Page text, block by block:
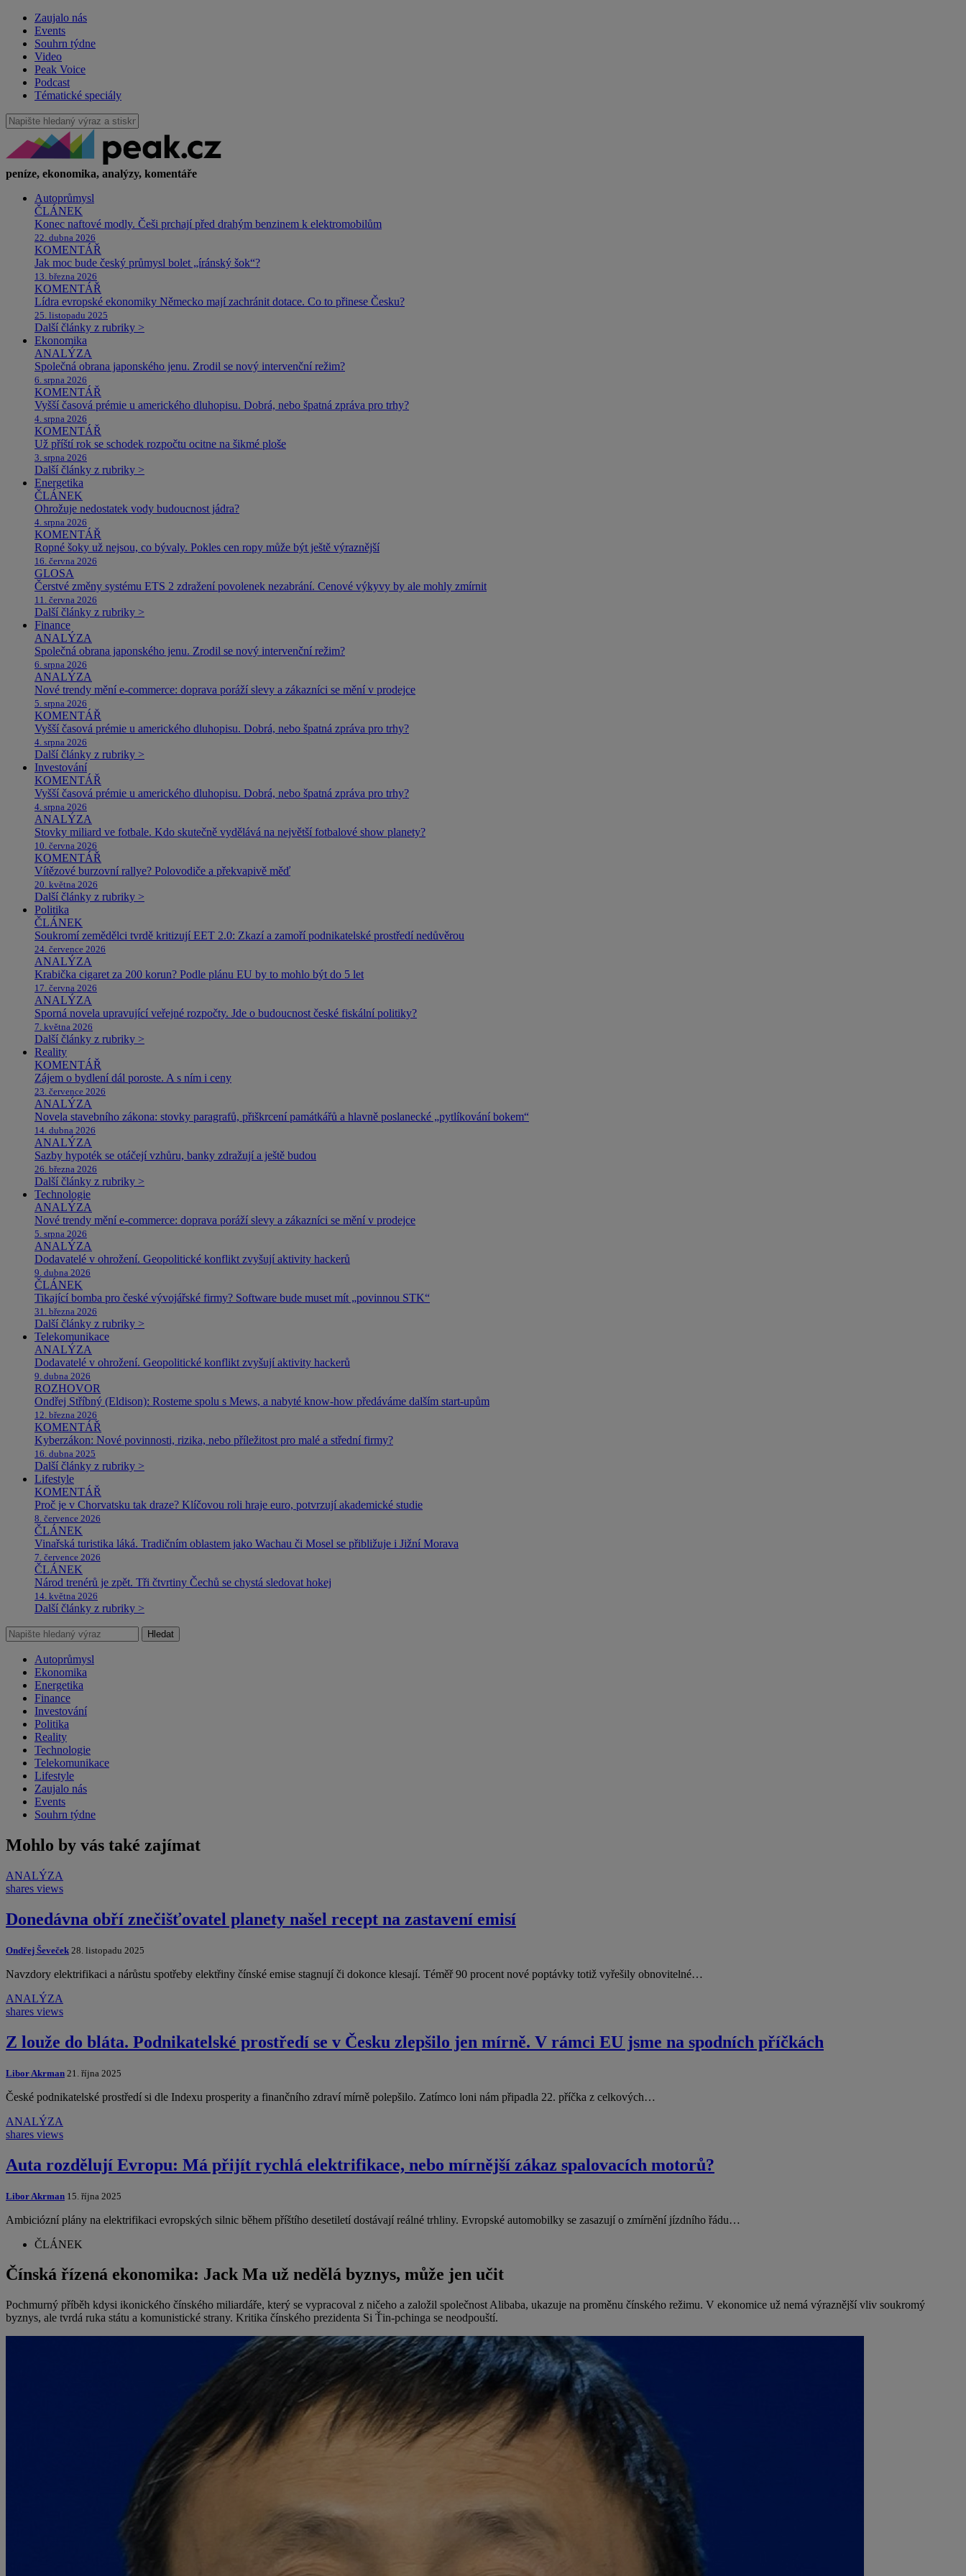
Zaujalo nás
Events
Souhrn týdne
Video
Peak Voice
Podcast
Tématické speciály
peníze, ekonomika, analýzy, komentáře
Autoprůmysl
ČLÁNEK
Konec naftové modly. Češi prchají před drahým benzinem k elektromobilům
22. dubna 2026
KOMENTÁŘ
Jak moc bude český průmysl bolet „íránský šok“?
13. března 2026
KOMENTÁŘ
Lídra evropské ekonomiky Německo mají zachránit dotace. Co to přinese Česku?
25. listopadu 2025
Další články z rubriky >
Ekonomika
ANALÝZA
Společná obrana japonského jenu. Zrodil se nový intervenční režim?
6. srpna 2026
KOMENTÁŘ
Vyšší časová prémie u amerického dluhopisu. Dobrá, nebo špatná zpráva pro trhy?
4. srpna 2026
KOMENTÁŘ
Už příští rok se schodek rozpočtu ocitne na šikmé ploše
3. srpna 2026
Další články z rubriky >
Energetika
ČLÁNEK
Ohrožuje nedostatek vody budoucnost jádra?
4. srpna 2026
KOMENTÁŘ
Ropné šoky už nejsou, co bývaly. Pokles cen ropy může být ještě výraznější
16. června 2026
GLOSA
Čerstvé změny systému ETS 2 zdražení povolenek nezabrání. Cenové výkyvy by ale mohly zmírnit
11. června 2026
Další články z rubriky >
Finance
ANALÝZA
Společná obrana japonského jenu. Zrodil se nový intervenční režim?
6. srpna 2026
ANALÝZA
Nové trendy mění e-commerce: doprava poráží slevy a zákazníci se mění v prodejce
5. srpna 2026
KOMENTÁŘ
Vyšší časová prémie u amerického dluhopisu. Dobrá, nebo špatná zpráva pro trhy?
4. srpna 2026
Další články z rubriky >
Investování
KOMENTÁŘ
Vyšší časová prémie u amerického dluhopisu. Dobrá, nebo špatná zpráva pro trhy?
4. srpna 2026
ANALÝZA
Stovky miliard ve fotbale. Kdo skutečně vydělává na největší fotbalové show planety?
10. června 2026
KOMENTÁŘ
Vítězové burzovní rallye? Polovodiče a překvapivě měď
20. května 2026
Další články z rubriky >
Politika
ČLÁNEK
Soukromí zemědělci tvrdě kritizují EET 2.0: Zkazí a zamoří podnikatelské prostředí nedůvěrou
24. července 2026
ANALÝZA
Krabička cigaret za 200 korun? Podle plánu EU by to mohlo být do 5 let
17. června 2026
ANALÝZA
Sporná novela upravující veřejné rozpočty. Jde o budoucnost české fiskální politiky?
7. května 2026
Další články z rubriky >
Reality
KOMENTÁŘ
Zájem o bydlení dál poroste. A s ním i ceny
23. července 2026
ANALÝZA
Novela stavebního zákona: stovky paragrafů, přiškrcení památkářů a hlavně poslanecké „pytlíkování bokem“
14. dubna 2026
ANALÝZA
Sazby hypoték se otáčejí vzhůru, banky zdražují a ještě budou
26. března 2026
Další články z rubriky >
Technologie
ANALÝZA
Nové trendy mění e-commerce: doprava poráží slevy a zákazníci se mění v prodejce
5. srpna 2026
ANALÝZA
Dodavatelé v ohrožení. Geopolitické konflikt zvyšují aktivity hackerů
9. dubna 2026
ČLÁNEK
Tikající bomba pro české vývojářské firmy? Software bude muset mít „povinnou STK“
31. března 2026
Další články z rubriky >
Telekomunikace
ANALÝZA
Dodavatelé v ohrožení. Geopolitické konflikt zvyšují aktivity hackerů
9. dubna 2026
ROZHOVOR
Ondřej Stříbný (Eldison): Rosteme spolu s Mews, a nabyté know-how předáváme dalším start-upům
12. března 2026
KOMENTÁŘ
Kyberzákon: Nové povinnosti, rizika, nebo příležitost pro malé a střední firmy?
16. dubna 2025
Další články z rubriky >
Lifestyle
KOMENTÁŘ
Proč je v Chorvatsku tak draze? Klíčovou roli hraje euro, potvrzují akademické studie
8. července 2026
ČLÁNEK
Vinařská turistika láká. Tradičním oblastem jako Wachau či Mosel se přibližuje i Jižní Morava
7. července 2026
ČLÁNEK
Národ trenérů je zpět. Tři čtvrtiny Čechů se chystá sledovat hokej
14. května 2026
Další články z rubriky >
Hledat
Autoprůmysl
Ekonomika
Energetika
Finance
Investování
Politika
Reality
Technologie
Telekomunikace
Lifestyle
Zaujalo nás
Events
Souhrn týdne
Mohlo by vás také zajímat
ANALÝZA
shares views
Donedávna obří znečišťovatel planety našel recept na zastavení emisí
Ondřej Ševeček 28. listopadu 2025
Navzdory elektrifikaci a nárůstu spotřeby elektřiny čínské emise stagnují či dokonce klesají. Téměř 90 procent nové poptávky totiž vyřešily obnovitelné…
ANALÝZA
shares views
Z louže do bláta. Podnikatelské prostředí se v Česku zlepšilo jen mírně. V rámci EU jsme na spodních příčkách
Libor Akrman 21. října 2025
České podnikatelské prostředí si dle Indexu prosperity a finančního zdraví mírně polepšilo. Zatímco loni nám připadla 22. příčka z celkových…
ANALÝZA
shares views
Auta rozdělují Evropu: Má přijít rychlá elektrifikace, nebo mírnější zákaz spalovacích motorů?
Libor Akrman 15. října 2025
Ambiciózní plány na elektrifikaci evropských silnic během příštího desetiletí dostávají reálné trhliny. Evropské automobilky se zasazují o zmírnění jízdního řádu…
ČLÁNEK
Čínská řízená ekonomika: Jack Ma už nedělá byznys, může jen učit
Pochmurný příběh kdysi ikonického čínského miliardáře, který se vypracoval z ničeho a založil společnost Alibaba, ukazuje na proměnu čínského režimu. V ekonomice už nemá výraznější vliv soukromý
byznys, ale tvrdá ruka státu a komunistické strany. Kritika čínského prezidenta Si Ťin-pchinga se neodpouští.